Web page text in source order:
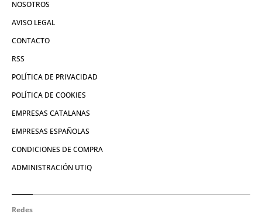
NOSOTROS
AVISO LEGAL
CONTACTO
RSS
POLÍTICA DE PRIVACIDAD
POLÍTICA DE COOKIES
EMPRESAS CATALANAS
EMPRESAS ESPAÑOLAS
CONDICIONES DE COMPRA
ADMINISTRACIÓN UTIQ
Redes